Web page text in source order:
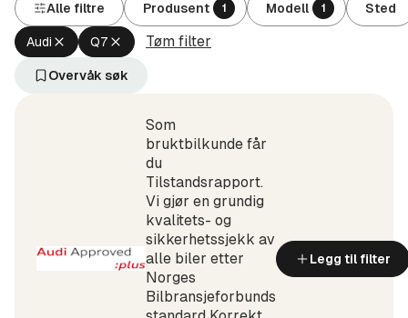
Alle filtre Produsent 1 Modell 1 Sted
Audi Fjern
aktivt
filter
Q7 Fjern
aktivt
filter
Tøm filter
Overvåk søk
Som
bruktbilkunde får
du
Tilstandsrapport.
Vi gjør en grundig
kvalitets-­ og
sikkerhetssjekk av
alle biler etter
Norges
Bilbransjeforbunds
Legg til filter